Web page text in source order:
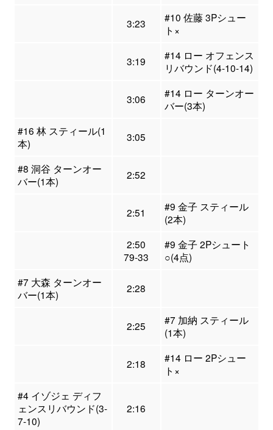
3:23
#10 佐藤 3Pシュー
ト×
3:19
#14 ロー オフェンス
リバウンド(4-10-14)
3:06
#14 ロー ターンオー
バー(3本)
#16 林 スティール(1
本)
3:05
#8 洞谷 ターンオー
バー(1本)
2:52
2:51
#9 金子 スティール
(2本)
2:50
79-33
#9 金子 2Pシュート
○(4点)
#7 大森 ターンオー
バー(1本)
2:28
2:25
#7 加納 スティール
(1本)
2:18
#14 ロー 2Pシュー
ト×
#4 イゾジェ ディフ
ェンスリバウンド(3-
7-10)
2:16